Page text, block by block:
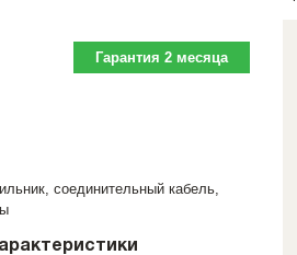
Гарантия 2 месяца
соединительный кабель,